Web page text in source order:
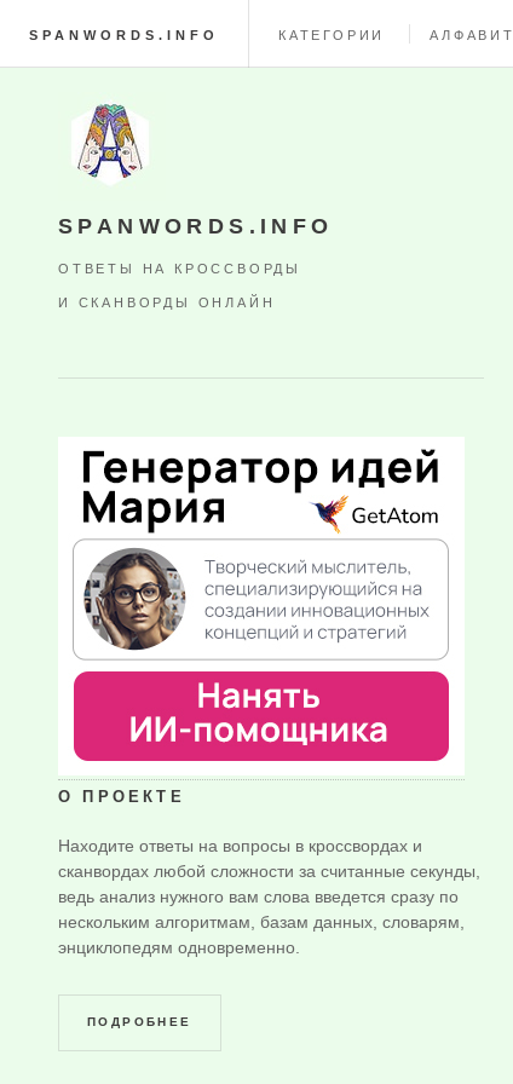
SPANWORDS.INFO КАТЕГОРИИ
SPANWORDS.INFO
ОТВЕТЫ НА КРОССВОРДЫ
И СКАНВОРДЫ ОНЛАЙН
О ПРОЕКТЕ
Находите ответы на вопросы в кроссвордах и
сканвордах любой сложности за считанные секунды,
ведь анализ нужного вам слова введется сразу по
нескольким алгоритмам, базам данных, словарям,
энциклопедям одновременно.
ПОДРОБНЕЕ